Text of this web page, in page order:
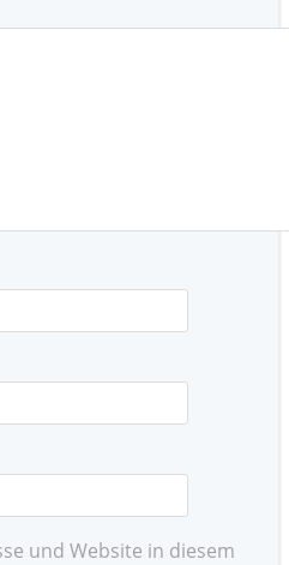
und Website in diesem